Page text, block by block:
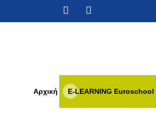
Αρχική E-LEARNING Euroschool